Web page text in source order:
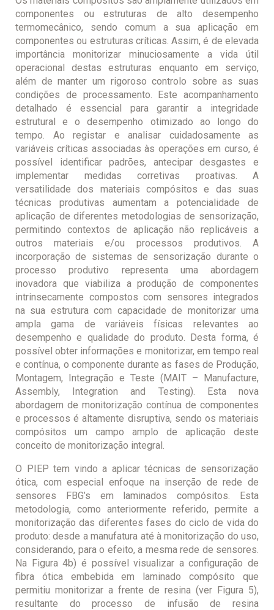
componentes ou estruturas de alto desempenho
termomecânico, sendo comum a sua aplicação em
componentes ou estruturas críticas. Assim, é de elevada
importância monitorizar minuciosamente a vida útil
operacional destas estruturas enquanto em serviço,
além de manter um rigoroso controlo sobre as suas
condições de processamento. Este acompanhamento
detalhado é essencial para garantir a integridade
estrutural e o desempenho otimizado ao longo do
tempo. Ao registar e analisar cuidadosamente as
variáveis críticas associadas às operações em curso, é
possível identificar padrões, antecipar desgastes e
implementar medidas corretivas proativas. A
versatilidade dos materiais compósitos e das suas
técnicas produtivas aumentam a potencialidade de
aplicação de diferentes metodologias de sensorização,
permitindo contextos de aplicação não replicáveis a
outros materiais e/ou processos produtivos. A
incorporação de sistemas de sensorização durante o
processo produtivo representa uma abordagem
inovadora que viabiliza a produção de componentes
intrinsecamente compostos com sensores integrados
na sua estrutura com capacidade de monitorizar uma
ampla gama de variáveis físicas relevantes ao
desempenho e qualidade do produto. Desta forma, é
possível obter informações e monitorizar, em tempo real
e contínua, o componente durante as fases de Produção,
Montagem, Integração e Teste (MAIT – Manufacture,
Assembly, Integration and Testing). Esta nova
abordagem de monitorização contínua de componentes
e processos é altamente disruptiva, sendo os materiais
compósitos um campo amplo de aplicação deste
conceito de monitorização integral.
O PIEP tem vindo a aplicar técnicas de sensorização
ótica, com especial enfoque na inserção de rede de
sensores FBG’s em laminados compósitos. Esta
metodologia, como anteriormente referido, permite a
monitorização das diferentes fases do ciclo de vida do
produto: desde a manufatura até à monitorização do uso,
considerando, para o efeito, a mesma rede de sensores.
Na Figura 4b) é possível visualizar a configuração de
fibra ótica embebida em laminado compósito que
permitiu monitorizar a frente de resina (ver Figura 5),
resultante do processo de infusão de resina